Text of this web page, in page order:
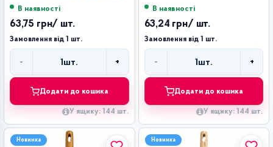
В наявності
63,75 грн/ шт.
Замовлення від 1 шт.
- 1 шт. +
Додати до кошика
У ящику: 144 шт.
В наявності
63,24 грн/ шт.
Замовлення від 1 шт.
- 1 шт. +
Додати до кошика
У ящику: 144 шт.
Новинка Новинка